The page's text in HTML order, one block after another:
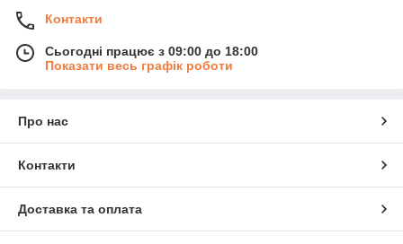
Контакти
Сьогодні працює з 09:00 до 18:00
Показати весь графік роботи
Про нас
Контакти
Доставка та оплата